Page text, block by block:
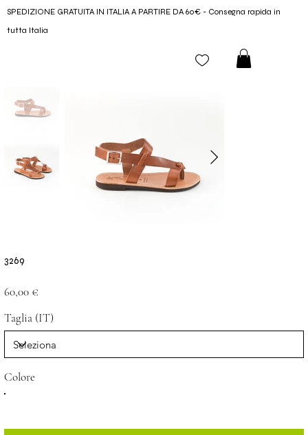
SPEDIZIONE GRATUITA IN ITALIA A PARTIRE DA 60€ - Consegna rapida in
tutta Italia
3269
Prezzo
60,00 €
Taglia (IT)
Colore